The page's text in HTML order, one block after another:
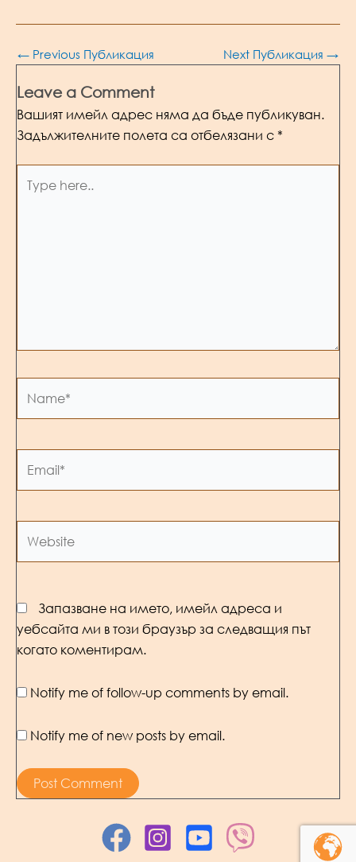
Post
← Previous Публикация Next Публикация →
Leave a Comment
Вашият имейл адрес няма да бъде публикуван.
Задължителните полета са отбелязани с *
here..
Запазване на името, имейл адреса и
уебсайта ми в този браузър за следващия път
когато коментирам.
Notify me of follow-up comments by email.
Notify me of new posts by email.